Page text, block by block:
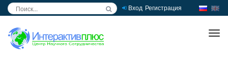
Вход Регистрация